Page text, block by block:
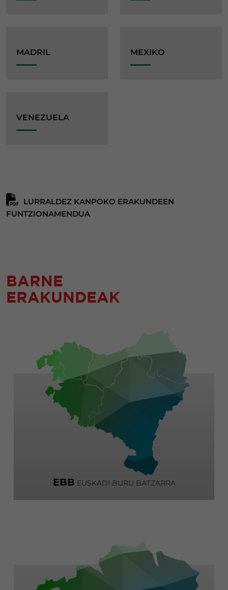
MADRIL MEXIKO
VENEZUELA
LURRALDEZ KANPOKO ERAKUNDEEN
FUNTZIONAMENDUA
BARNE
ERAKUNDEAK
EBB EUSKADI BURU BATZARRA